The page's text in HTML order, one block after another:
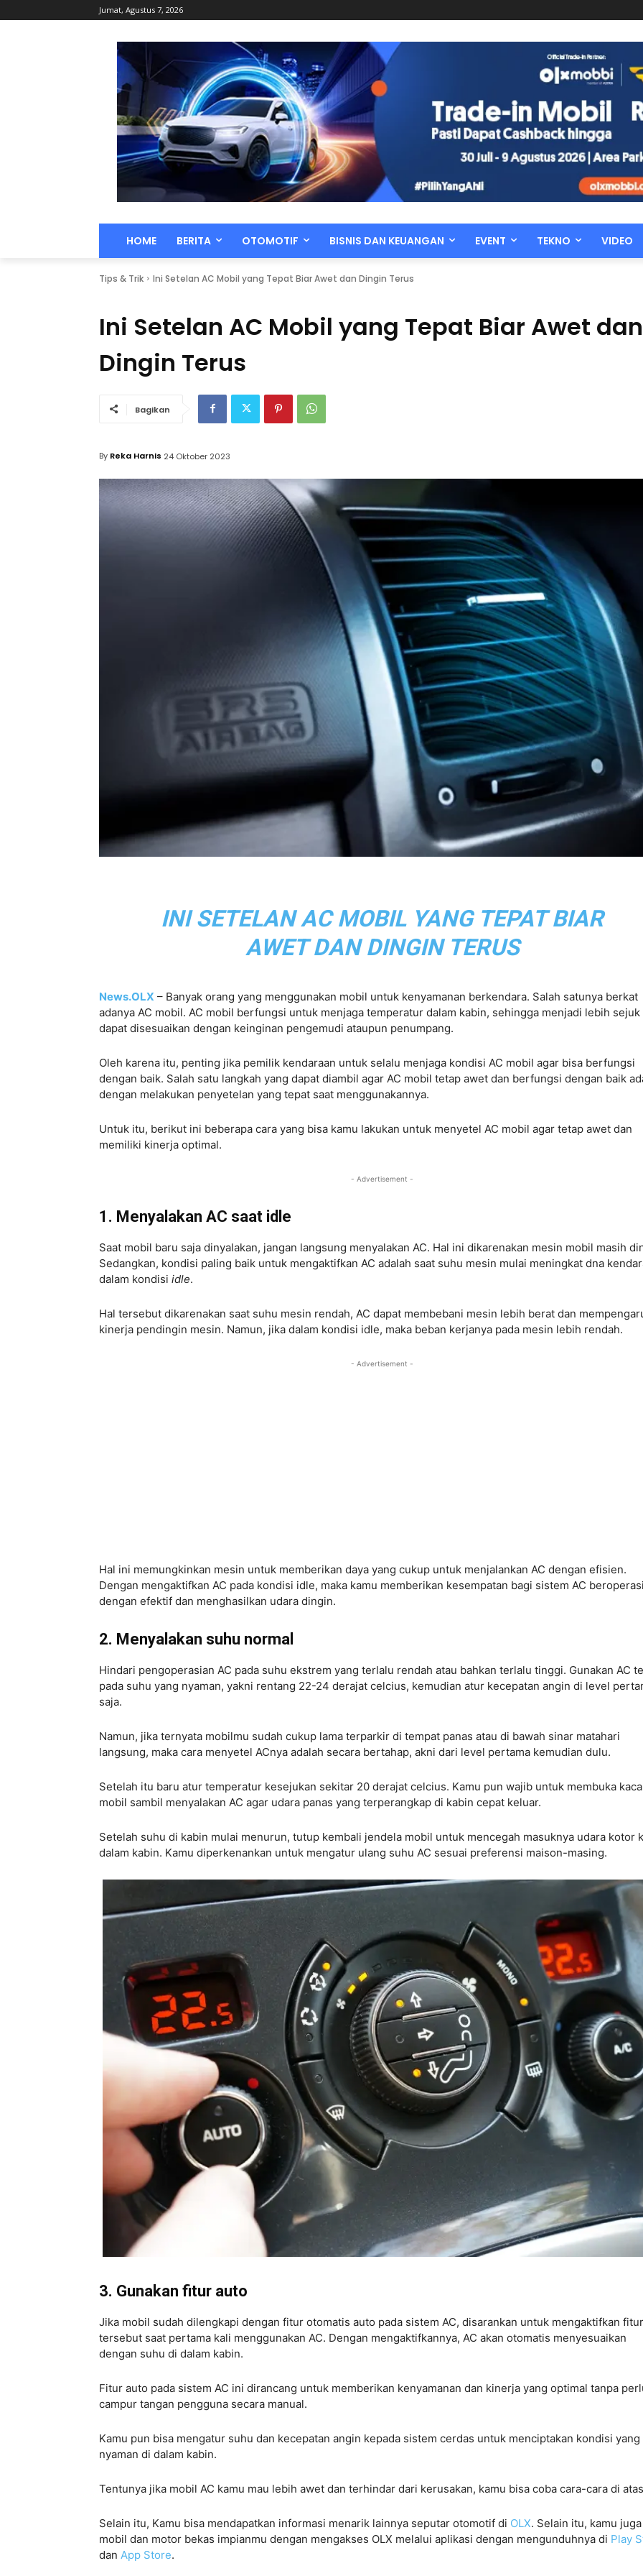
Jumat, Agustus 7, 2026
HOME BERITA OTOMOTIF BISNIS DAN KEUANGAN EVENT TEKNO VIDEO
Tips & Trik Ini Setelan AC Mobil yang Tepat Biar Awet dan Dingin Terus
Ini Setelan AC Mobil yang Tepat Biar Awet dan
Dingin Terus
Bagikan
By Reka Harnis 24 Oktober 2023
INI SETELAN AC MOBIL YANG TEPAT BIAR
AWET DAN DINGIN TERUS
News.OLX – Banyak orang yang menggunakan mobil untuk kenyamanan berkendara. Salah satunya berkat
adanya AC mobil. AC mobil berfungsi untuk menjaga temperatur dalam kabin, sehingga menjadi lebih sejuk
dapat disesuaikan dengan keinginan pengemudi ataupun penumpang.
Oleh karena itu, penting jika pemilik kendaraan untuk selalu menjaga kondisi AC mobil agar bisa berfungsi
dengan baik. Salah satu langkah yang dapat diambil agar AC mobil tetap awet dan berfungsi dengan baik
dengan melakukan penyetelan yang tepat saat menggunakannya.
Untuk itu, berikut ini beberapa cara yang bisa kamu lakukan untuk menyetel AC mobil agar tetap awet dan
memiliki kinerja optimal.
- Advertisement -
1. Menyalakan AC saat idle
Saat mobil baru saja dinyalakan, jangan langsung menyalakan AC. Hal ini dikarenakan mesin mobil masih
Sedangkan, kondisi paling baik untuk mengaktifkan AC adalah saat suhu mesin mulai meningkat dna
dalam kondisi idle.
Hal tersebut dikarenakan saat suhu mesin rendah, AC dapat membebani mesin lebih berat dan
kinerja pendingin mesin. Namun, jika dalam kondisi idle, maka beban kerjanya pada mesin lebih rendah.
- Advertisement -
Hal ini memungkinkan mesin untuk memberikan daya yang cukup untuk menjalankan AC dengan efisien.
Dengan mengaktifkan AC pada kondisi idle, maka kamu memberikan kesempatan bagi sistem AC beroperasi
dengan efektif dan menghasilkan udara dingin.
2. Menyalakan suhu normal
Hindari pengoperasian AC pada suhu ekstrem yang terlalu rendah atau bahkan terlalu tinggi. Gunakan AC
pada suhu yang nyaman, yakni rentang 22-24 derajat celcius, kemudian atur kecepatan angin di level
saja.
Namun, jika ternyata mobilmu sudah cukup lama terparkir di tempat panas atau di bawah sinar matahari
langsung, maka cara menyetel ACnya adalah secara bertahap, akni dari level pertama kemudian dulu.
Setelah itu baru atur temperatur kesejukan sekitar 20 derajat celcius. Kamu pun wajib untuk membuka kaca
mobil sambil menyalakan AC agar udara panas yang terperangkap di kabin cepat keluar.
Setelah suhu di kabin mulai menurun, tutup kembali jendela mobil untuk mencegah masuknya udara kotor
dalam kabin. Kamu diperkenankan untuk mengatur ulang suhu AC sesuai preferensi maison-masing.
3. Gunakan fitur auto
Jika mobil sudah dilengkapi dengan fitur otomatis auto pada sistem AC, disarankan untuk mengaktifkan fitur
tersebut saat pertama kali menggunakan AC. Dengan mengaktifkannya, AC akan otomatis menyesuaikan
dengan suhu di dalam kabin.
Fitur auto pada sistem AC ini dirancang untuk memberikan kenyamanan dan kinerja yang optimal tanpa
campur tangan pengguna secara manual.
Kamu pun bisa mengatur suhu dan kecepatan angin kepada sistem cerdas untuk menciptakan kondisi yang
nyaman di dalam kabin.
Tentunya jika mobil AC kamu mau lebih awet dan terhindar dari kerusakan, kamu bisa coba cara-cara di
Selain itu, Kamu bisa mendapatkan informasi menarik lainnya seputar otomotif di OLX. Selain itu, kamu
mobil dan motor bekas impianmu dengan mengakses OLX melalui aplikasi dengan mengunduhnya di Play
dan App Store.